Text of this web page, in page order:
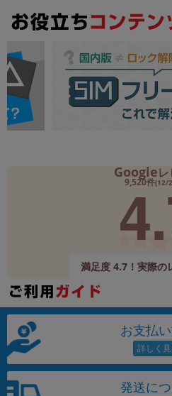
Google
9,520件(12/
満足度 4.7！実際の
お支払
発送に